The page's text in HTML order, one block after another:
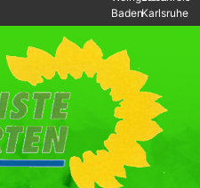
BadenKarlsruhe